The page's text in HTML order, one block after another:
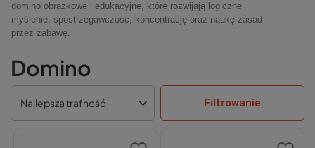
domino obrazkowe i edukacyjne, które rozwijają logiczne
myślenie, spostrzegawczość, koncentrację oraz naukę zasad
przez zabawę.
Domino
Najlepsza trafność Filtrowanie